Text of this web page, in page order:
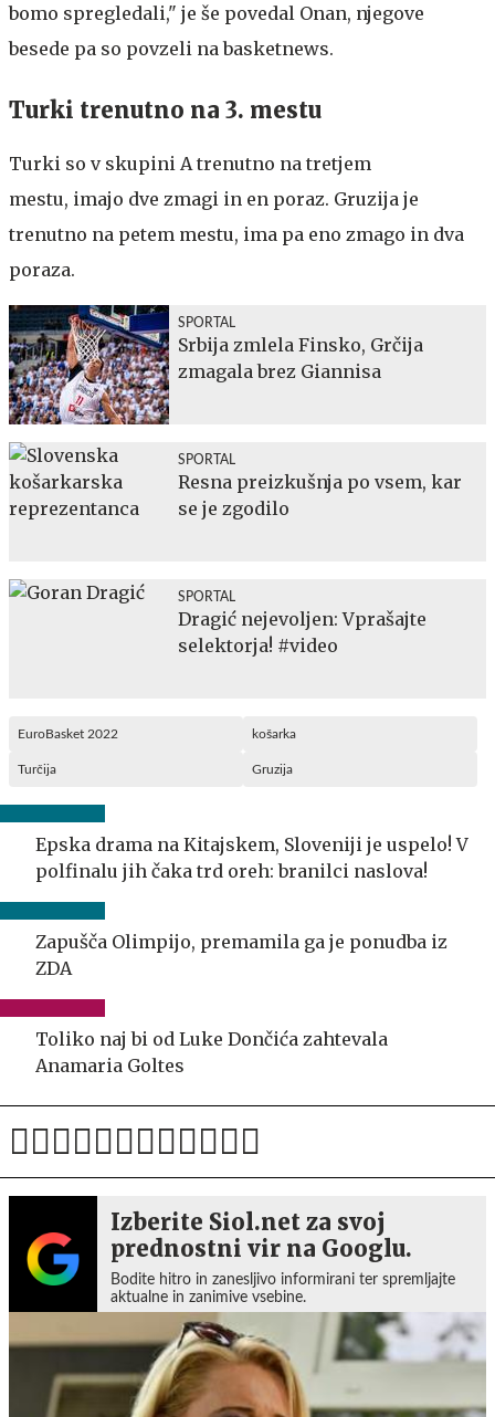
bomo spregledali," je še povedal Onan, njegove
besede pa so povzeli na basketnews.
Turki trenutno na 3. mestu
Turki so v skupini A trenutno na tretjem
mestu, imajo dve zmagi in en poraz. Gruzija je
trenutno na petem mestu, ima pa eno zmago in dva
poraza.
SPORTAL
Srbija zmlela Finsko, Grčija
zmagala brez Giannisa
SPORTAL
Resna preizkušnja po vsem, kar
se je zgodilo
SPORTAL
Dragić nejevoljen: Vprašajte
selektorja! #video
EuroBasket 2022 košarka
Turčija Gruzija
Epska drama na Kitajskem, Sloveniji je uspelo! V
polfinalu jih čaka trd oreh: branilci naslova!
Zapušča Olimpijo, premamila ga je ponudba iz
ZDA
Toliko naj bi od Luke Dončića zahtevala
Anamaria Goltes
Izberite Siol.net za svoj
prednostni vir na Googlu.
Bodite hitro in zanesljivo informirani ter spremljajte
aktualne in zanimive vsebine.